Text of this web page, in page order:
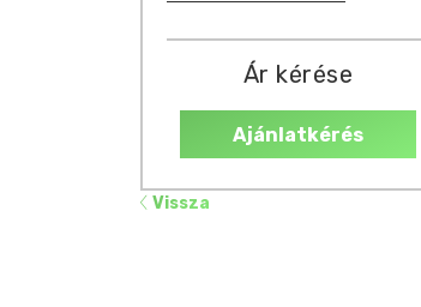
Ár kérése
Ajánlatkérés
Vissza